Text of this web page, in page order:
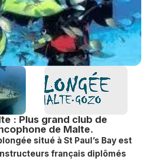
: Plus grand club de
de Malte.
situé à St Paul’s Bay est
français diplômés